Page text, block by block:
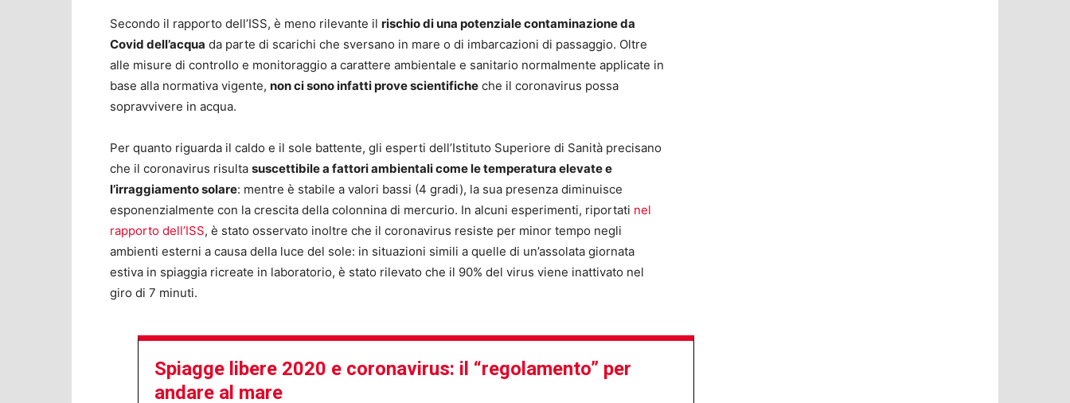
Secondo il rapporto dell’ISS, è meno rilevante il rischio di una potenziale contaminazione da
Covid dell’acqua da parte di scarichi che sversano in mare o di imbarcazioni di passaggio. Oltre
alle misure di controllo e monitoraggio a carattere ambientale e sanitario normalmente applicate in
base alla normativa vigente, non ci sono infatti prove scientifiche che il coronavirus possa
sopravvivere in acqua.
Per quanto riguarda il caldo e il sole battente, gli esperti dell’Istituto Superiore di Sanità precisano
che il coronavirus risulta suscettibile a fattori ambientali come le temperatura elevate e
l’irraggiamento solare: mentre è stabile a valori bassi (4 gradi), la sua presenza diminuisce
esponenzialmente con la crescita della colonnina di mercurio. In alcuni esperimenti, riportati nel
rapporto dell’ISS, è stato osservato inoltre che il coronavirus resiste per minor tempo negli
ambienti esterni a causa della luce del sole: in situazioni simili a quelle di un’assolata giornata
estiva in spiaggia ricreate in laboratorio, è stato rilevato che il 90% del virus viene inattivato nel
giro di 7 minuti.
Spiagge libere 2020 e coronavirus: il “regolamento” per
andare al mare